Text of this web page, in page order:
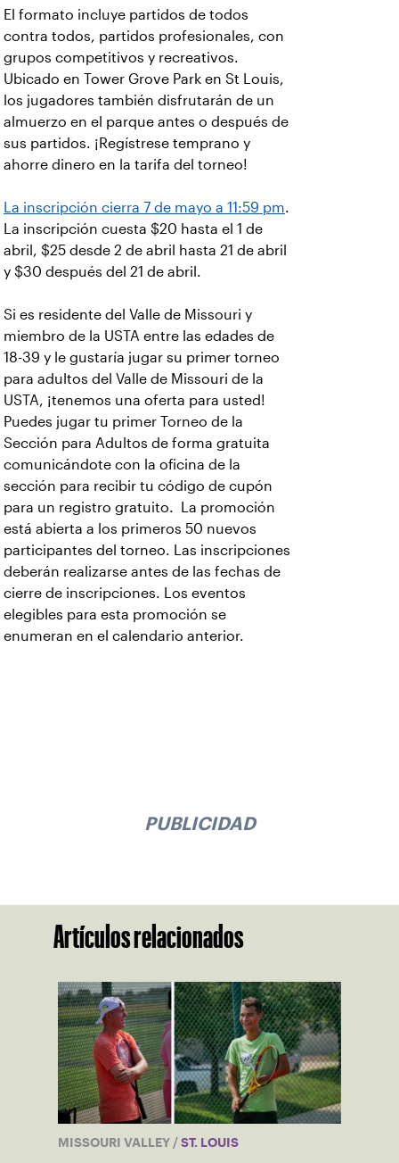
El formato incluye partidos de todos
contra todos, partidos profesionales, con
grupos competitivos y recreativos.
Ubicado en Tower Grove Park en St Louis,
los jugadores también disfrutarán de un
almuerzo en el parque antes o después de
sus partidos. ¡Regístrese temprano y
ahorre dinero en la tarifa del torneo!
La inscripción cierra 7 de mayo a 11:59 pm.
La inscripción cuesta $20 hasta el 1 de
abril, $25 desde 2 de abril hasta 21 de abril
y $30 después del 21 de abril.
Si es residente del Valle de Missouri y
miembro de la USTA entre las edades de
18-39 y le gustaría jugar su primer torneo
para adultos del Valle de Missouri de la
USTA, ¡tenemos una oferta para usted!
Puedes jugar tu primer Torneo de la
Sección para Adultos de forma gratuita
comunicándote con la oficina de la
sección para recibir tu código de cupón
para un registro gratuito. La promoción
está abierta a los primeros 50 nuevos
participantes del torneo. Las inscripciones
deberán realizarse antes de las fechas de
cierre de inscripciones. Los eventos
elegibles para esta promoción se
enumeran en el calendario anterior.
PUBLICIDAD
Artículos relacionados
MISSOURI VALLEY / ST. LOUIS